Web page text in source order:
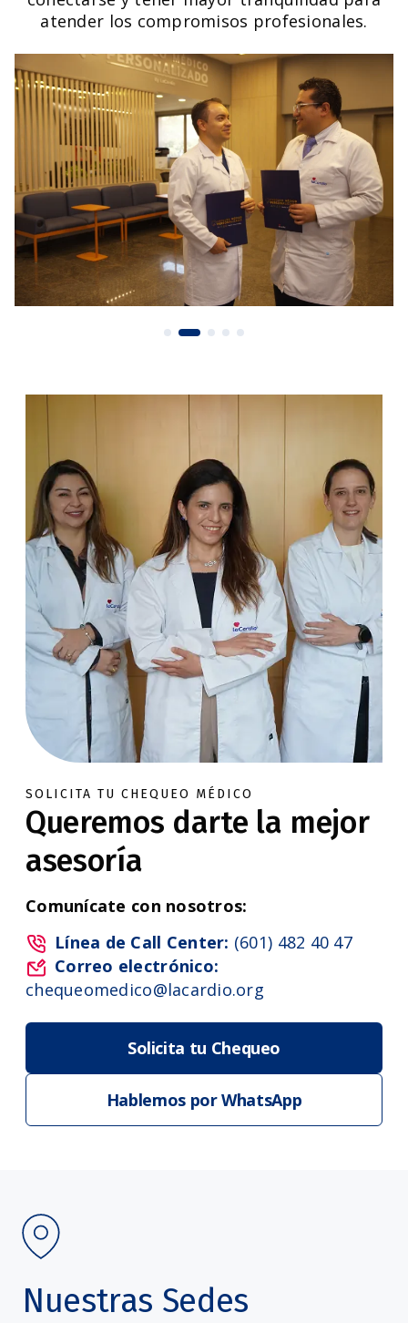
atender los compromisos profesionales.
SOLICITA TU CHEQUEO MÉDICO
Queremos darte la mejor
asesoría
Comunícate con nosotros:
Línea de Call Center: (601) 482 40 47
Correo electrónico:
chequeomedico@lacardio.org
Solicita tu Chequeo
Hablemos por WhatsApp
Nuestras Sedes